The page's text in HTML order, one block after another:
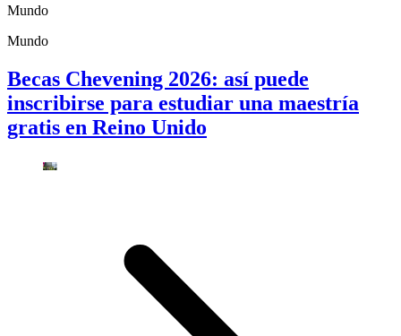
Mundo
Mundo
Becas Chevening 2026: así puede
inscribirse para estudiar una maestría
gratis en Reino Unido